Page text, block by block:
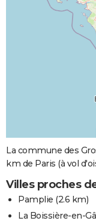
La commune des
km de Paris (à vol
Villes proches
Pamplie (2.6 km)
La Boissière-en-